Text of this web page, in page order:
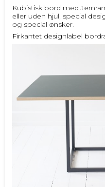
Kubistisk bord med
eller uden hjul, special
og special ønsker.
Firkantet designlabel